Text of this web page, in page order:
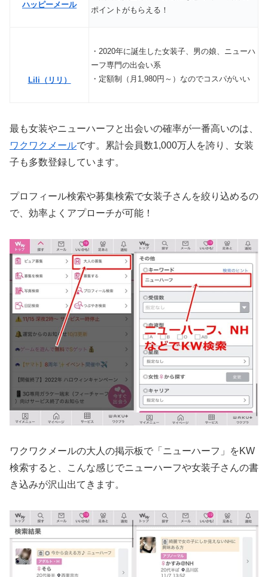
ハッピーメール
ポイントがもらえる！
Lili（リリ）
・2020年に誕生した女装子、男の娘、ニューハ
ーフ専門の出会い系
・定額制（月1,980円～）なのでコスパがいい
最も女装やニューハーフと出会いの確率が一番高いのは、
ワクワクメールです。累計会員数1,000万人を誇り、女装
子 も多数登録しています。
プロフィール検索や募集検索で女装子さんを絞り込めるの
で、効率よくアプローチが可能！
ワクワクメールの大人の掲示板で「ニューハーフ」をKW
検索すると、こんな感じでニューハーフや女装子さんの書
き込みが沢山出てきます。